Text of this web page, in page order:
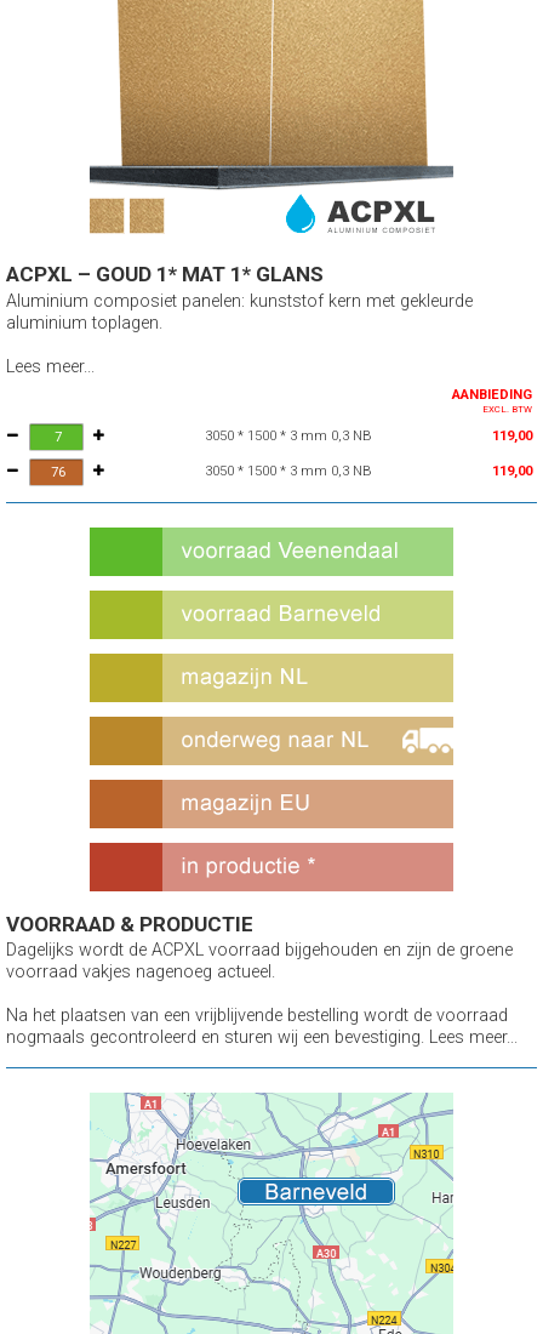
ACPXL – GOUD 1* MAT 1* GLANS
Aluminium composiet panelen: kunststof kern met gekleurde
aluminium toplagen.
Lees meer...
AANBIEDING
EXCL. BTW
3050 * 1500 * 3 mm 0,3 NB 119,00
3050 * 1500 * 3 mm 0,3 NB 119,00
VOORRAAD & PRODUCTIE
Dagelijks wordt de ACPXL voorraad bijgehouden en zijn de groene
voorraad vakjes nagenoeg actueel.
Na het plaatsen van een vrijblijvende bestelling wordt de voorraad
nogmaals gecontroleerd en sturen wij een bevestiging. Lees meer...